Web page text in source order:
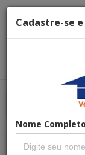
Menu
Cadastre-se
Nome